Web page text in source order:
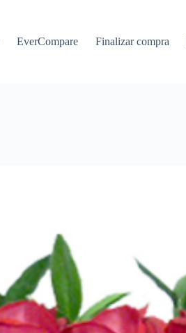
EverCompare Finalizar compra